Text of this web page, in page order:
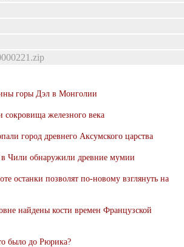
горы Дэл в Монголии
сокровища железного века
город древнего Аксумского царства
в Чили обнаружили древние мумии
останки позволят по-новому взглянуть на
найдены кости времен Французской
было до Рюрика?